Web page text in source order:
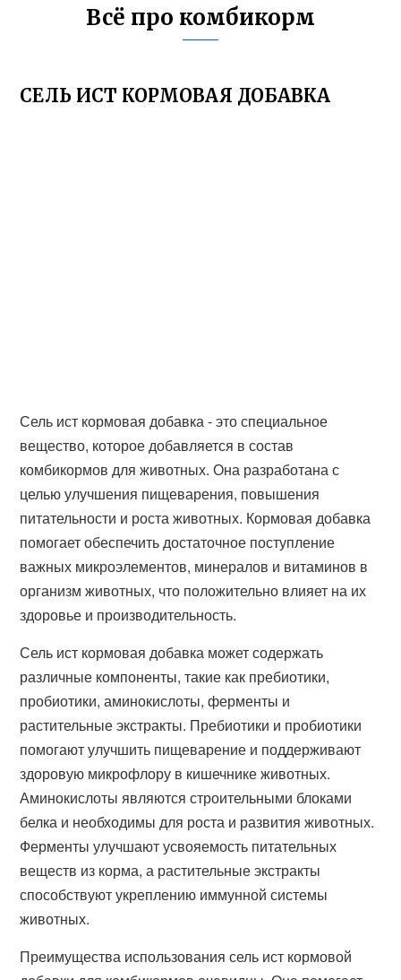
Всё про комбикорм
СЕЛЬ ИСТ КОРМОВАЯ ДОБАВКА
Сель ист кормовая добавка - это специальное
вещество, которое добавляется в состав
комбикормов для животных. Она разработана с
целью улучшения пищеварения, повышения
питательности и роста животных. Кормовая добавка
помогает обеспечить достаточное поступление
важных микроэлементов, минералов и витаминов в
организм животных, что положительно влияет на их
здоровье и производительность.
Сель ист кормовая добавка может содержать
различные компоненты, такие как пребиотики,
пробиотики, аминокислоты, ферменты и
растительные экстракты. Пребиотики и пробиотики
помогают улучшить пищеварение и поддерживают
здоровую микрофлору в кишечнике животных.
Аминокислоты являются строительными блоками
белка и необходимы для роста и развития животных.
Ферменты улучшают усвояемость питательных
веществ из корма, а растительные экстракты
способствуют укреплению иммунной системы
животных.
Преимущества использования сель ист кормовой